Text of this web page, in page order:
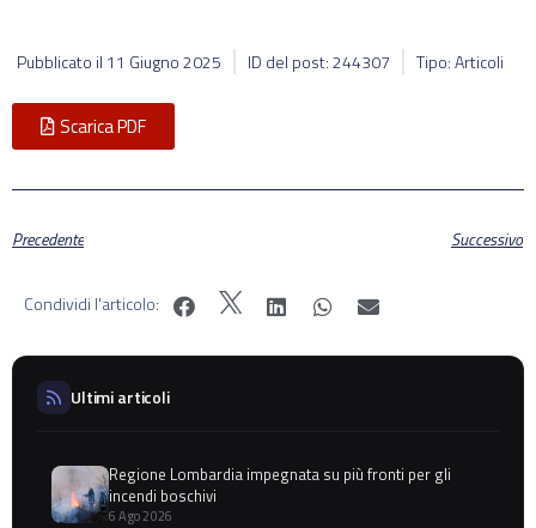
Pubblicato il 11 Giugno 2025 ID del post: 244307 Tipo: Articoli
Scarica PDF
Precedente Successivo
Condividi l'articolo:
Ultimi articoli
Regione Lombardia impegnata su più fronti per gli
incendi boschivi
6 Ago 2026